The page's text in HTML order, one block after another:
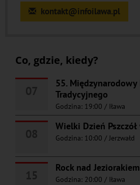
kontakt@infoilawa.pl
Co, gdzie, kiedy?
55. Międzynarodowy
Tradycyjnego
Godzina: 19:00 / Iława
Wielki Dzień Pszczół
Godzina: 10:00 / Jerzwałd
Rock nad
Godzina: 20:00 / Iława